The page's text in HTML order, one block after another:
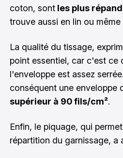
coton, sont les plus
trouve aussi en lin ou même
La qualité du tissage,
point essentiel, car c'est ce
l'enveloppe est assez
conséquent une enveloppe
supérieur à 90 fils/cm².
Enfin, le piquage, qui
répartition du garnissage, a